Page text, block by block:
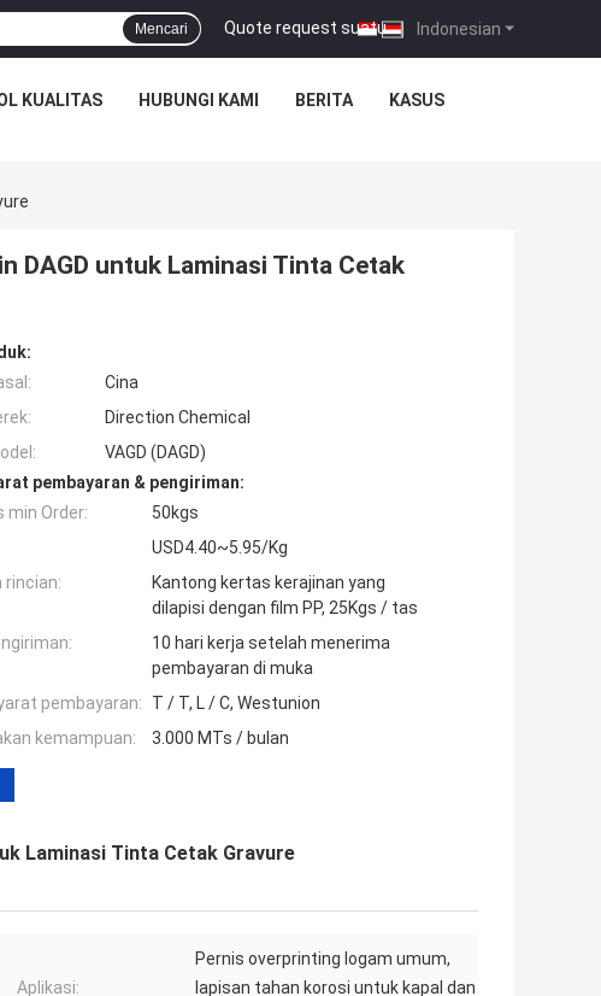
Indonesian
Quote request suatu |
Mencari
KUALITAS HUBUNGI KAMI BERITA KASUS
DAGD untuk Laminasi Tinta Cetak
Cina
Direction Chemical
VAGD (DAGD)
pembayaran & pengiriman:
min Order:
50kgs
USD4.40~5.95/Kg
rincian:
Kantong kertas kerajinan yang
dilapisi dengan film PP, 25Kgs / tas
10 hari kerja setelah menerima
pembayaran di muka
pembayaran:
T / T, L / C, Westunion
kemampuan:
3.000 MTs / bulan
Laminasi Tinta Cetak Gravure
Aplikasi:
Pernis overprinting logam umum,
lapisan tahan korosi untuk kapal dan